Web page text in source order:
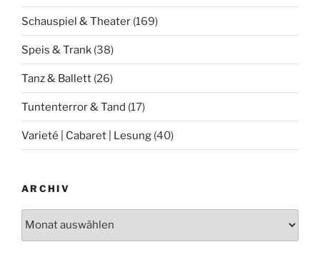
Schauspiel & Theater (169)
Speis & Trank (38)
Tanz & Ballett (26)
Tuntenterror & Tand (17)
Varieté | Cabaret | Lesung (40)
ARCHIV